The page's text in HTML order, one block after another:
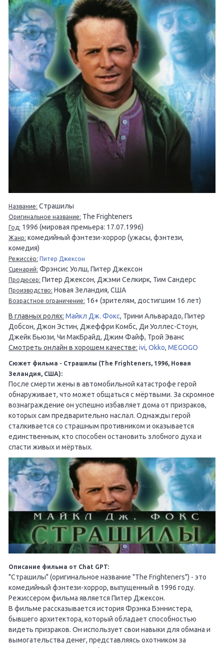
Название: Страшилы
Оригинальное название: The Frighteners
Год: 1996 (мировая премьера: 17.07.1996)
Жанр: комедийный фэнтези-хоррор (ужасы, фэнтези,
комедия)
Режиссёр: Питер Джексон
Сценарий: Фрэнсис Уолш, Питер Джексон
Продюсер: Питер Джексон, Джэми Селкирк, Тим Сандерс
Производство: Новая Зеландия, США
Возрастное ограничение: 16+ (зрителям, достигшим 16 лет)
В главных ролях: Майкл Дж. Фокс, Трини Альварадо, Питер
Добсон, Джон Эстин, Джеффри Комбс, Ди Уоллес-Стоун,
Джейк Бьюзи, Чи МакБрайд, Джим Файф, Трой Эванс
Смотреть онлайн в хорошем качестве: ivi, Okko, MEGOGO
Сюжет фильма - Страшилы (The Frighteners, 1996, Новая
Зеландия, США):
После смерти жены в автомобильной катастрофе герой
обнаруживает, что может общаться с мёртвыми. За скромное
вознаграждение он успешно избавляет дома от призраков,
которых сам предварительно наслал. Однажды герой
сталкивается со страшным противником и оказывается
единственным, кто способен остановить злобного духа и
спасти живых и мёртвых.
Описание фильма от Chat GPT:
"Страшилы" (оригинальное название "The Frighteners") - это
комедийный фэнтези-хоррор, выпущенный в 1996 году.
Режиссером фильма является Питер Джексон.
В фильме рассказывается история Фрэнка Бэннистера,
бывшего архитектора, который обладает способностью
видеть призраков. Он использует свои навыки для обмана и
вымогательства денег, представляясь охотником за